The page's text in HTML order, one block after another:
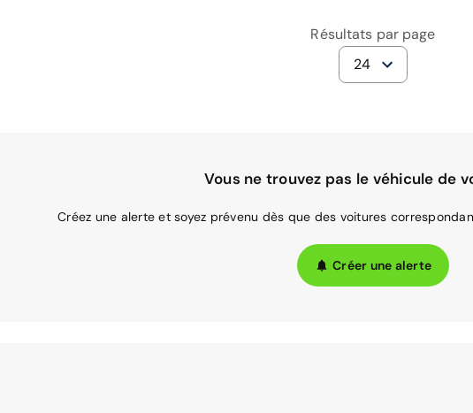
Résultats par page
24
Vous ne trouvez pas le véhicule de
Créez une alerte et soyez prévenu dès que des voitures
Créer une alerte